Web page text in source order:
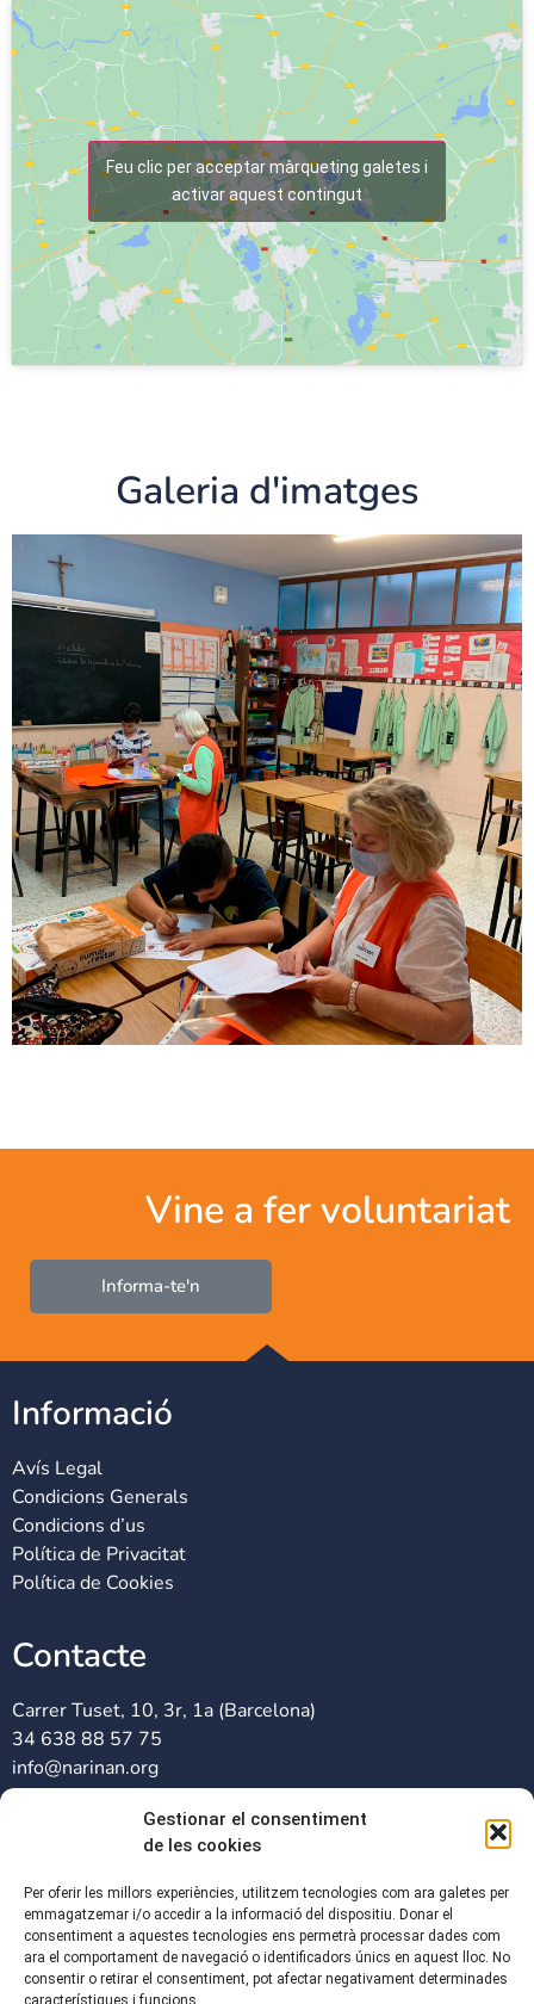
Gestionar el consentiment
de les cookies
Per oferir les millors experiències, utilitzem tecnologies com ara galetes per
emmagatzemar i/o accedir a la informació del dispositiu. Donar el
consentiment a aquestes tecnologies ens permetrà processar dades com
ara el comportament de navegació o identificadors únics en aquest lloc. No
consentir o retirar el consentiment, pot afectar negativament determinades
característiques i funcions.
Feu clic per acceptar màrqueting galetes i
activar aquest contingut
Galeria d'imatges
Vine a fer voluntariat
Informa-te'n
Informació
Avís Legal
Condicions Generals
Condicions d’us
Política de Privacitat
Política de Cookies
Contacte
Carrer Tuset, 10, 3r, 1a (Barcelona)
34 638 88 57 75
info@narinan.org
Xarxes Socials